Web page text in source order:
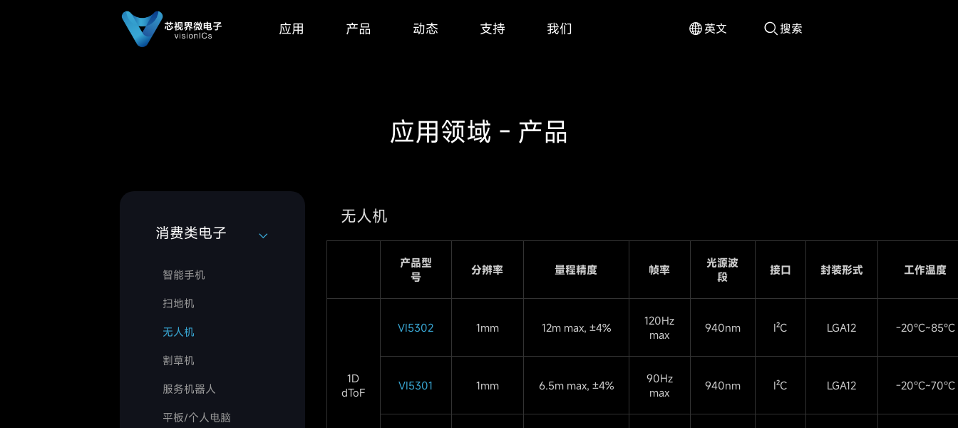
应用 产品 动态 支持 我们 英文  搜索
应用领域 - 产品
消费类电子
智能手机
扫地机
无人机
割草机
服务机器人
平板/个人电脑
无人机
产品型
号
分辨率 量程精度 帧率
光源波
段
接口 封装形式 工作温度
1D
dToF
VI5302 1mm 12m max, ±4%
120Hz
max
940nm I²C LGA12 -20℃~85℃
VI5301 1mm 6.5m max, ±4%
90Hz
max
940nm I²C LGA12 -20℃~70℃